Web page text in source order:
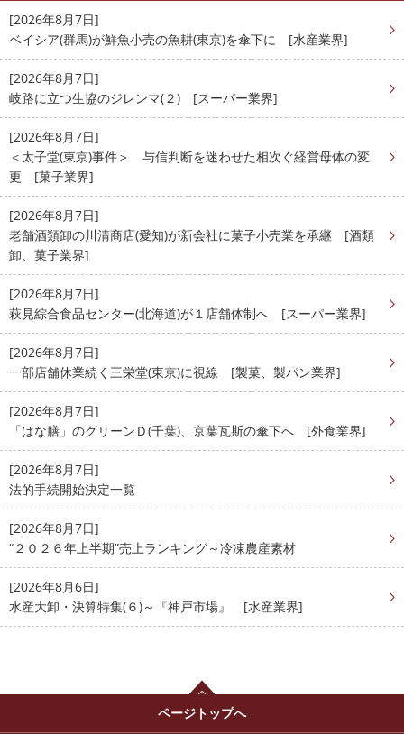
[2026年8月7日]
ベイシア(群馬)が鮮魚小売の魚耕(東京)を傘下に [水産業界]
[2026年8月7日]
岐路に立つ生協のジレンマ(２) [スーパー業界]
[2026年8月7日]
＜太子堂(東京)事件＞ 与信判断を迷わせた相次ぐ経営母体の変
更 [菓子業界]
[2026年8月7日]
老舗酒類卸の川清商店(愛知)が新会社に菓子小売業を承継 [酒類
卸、菓子業界]
[2026年8月7日]
萩見綜合食品センター(北海道)が１店舗体制へ [スーパー業界]
[2026年8月7日]
一部店舗休業続く三栄堂(東京)に視線 [製菓、製パン業界]
[2026年8月7日]
「はな膳」のグリーンＤ(千葉)、京葉瓦斯の傘下へ [外食業界]
[2026年8月7日]
法的手続開始決定一覧
[2026年8月7日]
“２０２６年上半期”売上ランキング～冷凍農産素材
[2026年8月6日]
水産大卸・決算特集(６)～『神戸市場』 [水産業界]
ページトップへ